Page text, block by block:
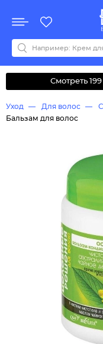
Все бренды
0-9ABCDEFGHIJKLMN
Смотреть
Уход Для волос
Бальзам для волос